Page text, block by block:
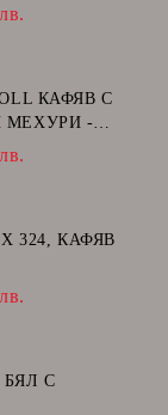
КАФЯВ С
МЕХУРИ -
324, КАФЯВ
БЯЛ С